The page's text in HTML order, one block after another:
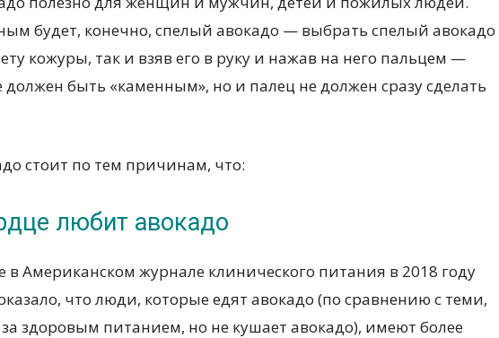
будет, конечно, спелый авокадо — выбрать спелый авокадо
кожуры, так и взяв его в руку и нажав на него пальцем —
должен быть «каменным», но и палец не должен сразу сделать
стоит по тем причинам, что:
любит авокадо
в Американском журнале клинического питания в 2018 году
что люди, которые едят авокадо (по сравнению с теми,
за здоровым питанием, но не кушает авокадо), имеют более